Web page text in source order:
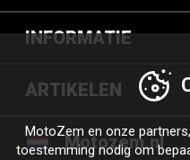
INFORMATIE
ARTIKELEN
Motozem.nl
MotoZem en onze
toestemming nodig om